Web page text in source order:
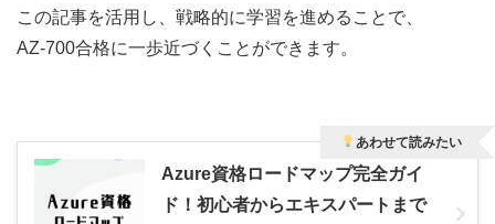
この記事を活用し、戦略的に学習を進めることで、
AZ‑700合格に一歩近づくことができます。
Azure資格ロードマップ完全ガイ
ド！初心者からエキスパートまで
あわせて読みたい